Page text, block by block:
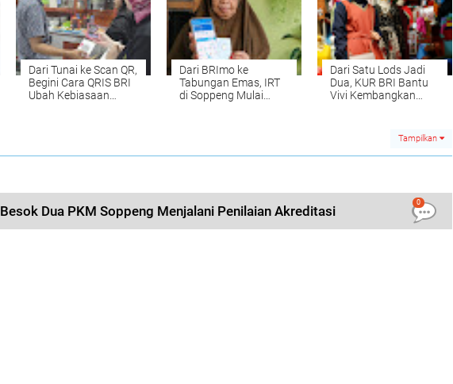
Dari Tunai ke Scan QR,
Begini Cara QRIS BRI
Ubah Kebiasaan
Dari BRImo ke
Tabungan Emas, IRT
di Soppeng Mulai
Dari Satu Lods Jadi
Dua, KUR BRI Bantu
Vivi Kembangkan
Tampilkan
Besok Dua PKM Soppeng Menjalani Penilaian Akreditasi
0